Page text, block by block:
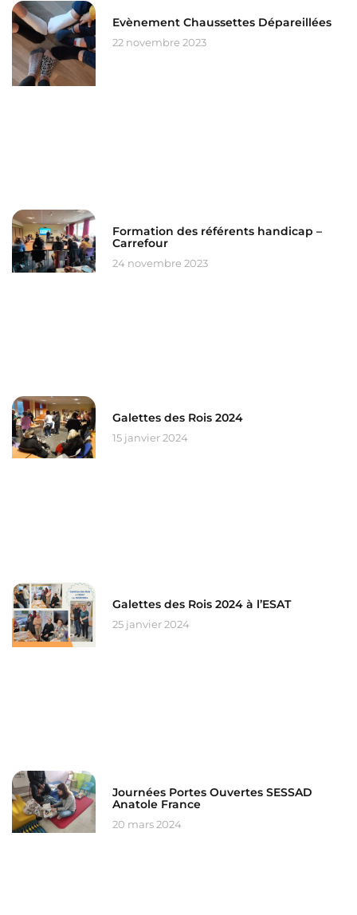
Evènement Chaussettes Dépareillées
22 novembre 2023
Formation des référents handicap –
Carrefour
24 novembre 2023
Galettes des Rois 2024
15 janvier 2024
Galettes des Rois 2024 à l’ESAT
25 janvier 2024
Journées Portes Ouvertes SESSAD
Anatole France
20 mars 2024